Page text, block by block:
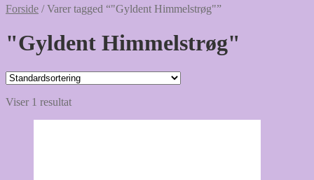
Forside /Varer tagged “"Gyldent Himmelstrøg"”
"Gyldent Himmelstrøg"
Viser 1 resultat